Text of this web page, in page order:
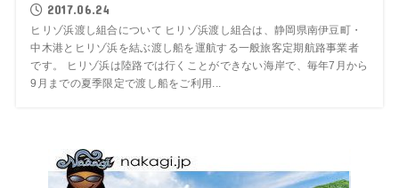
2017.06.24
ヒリゾ浜渡し組合について ヒリゾ浜渡し組合は、静岡県南伊豆町・
中木港とヒリゾ浜を結ぶ渡し船を運航する一般旅客定期航路事業者
です。 ヒリゾ浜は陸路では行くことができない海岸で、毎年7月から
9月までの夏季限定で渡し船をご利用...